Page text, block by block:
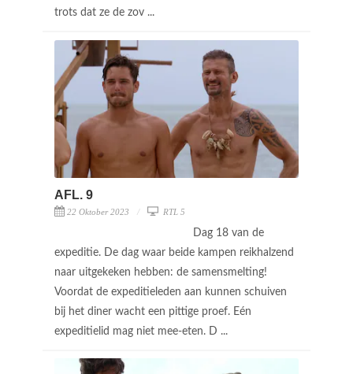
trots dat ze de zov ...
AFL. 9
22 Oktober 2023 RTL 5
Dag 18 van de
expeditie. De dag waar beide kampen reikhalzend
naar uitgekeken hebben: de samensmelting!
Voordat de expeditieleden aan kunnen schuiven
bij het diner wacht een pittige proef. Eén
expeditielid mag niet mee-eten. D ...